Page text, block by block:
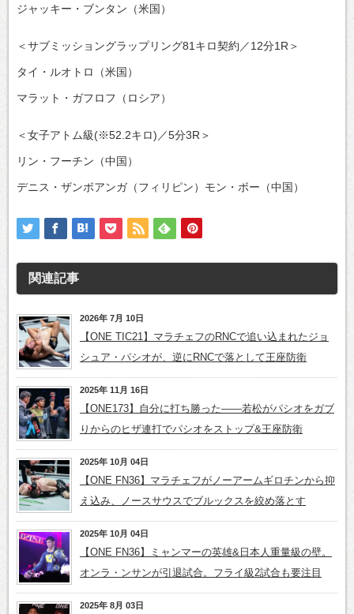
ジャッキー・ブンタン（米国）
＜サブミッショングラップリング81キロ契約／12分1R＞
タイ・ルオトロ（米国）
マラット・ガフロフ（ロシア）
＜女子アトム級(※52.2キロ)／5分3R＞
リン・フーチン（中国）
デニス・ザンボアンガ（フィリピン）モン・ボー（中国）
関連記事
2026年 7月 10日
【ONE TIC21】マラチェフのRNCで追い込まれたジョ
シュア・パシオが、逆にRNCで落として王座防衛
2025年 11月 16日
【ONE173】自分に打ち勝った――若松がパシオをガブ
りからのヒザ連打でパシオをストップ&王座防衛
2025年 10月 04日
【ONE FN36】マラチェフがノーアームギロチンから抑
え込み、ノースサウスでブルックスを絞め落とす
2025年 10月 04日
【ONE FN36】ミャンマーの英雄&日本人重量級の壁。
オンラ・ンサンが引退試合。フライ級2試合も要注目
2025年 8月 03日